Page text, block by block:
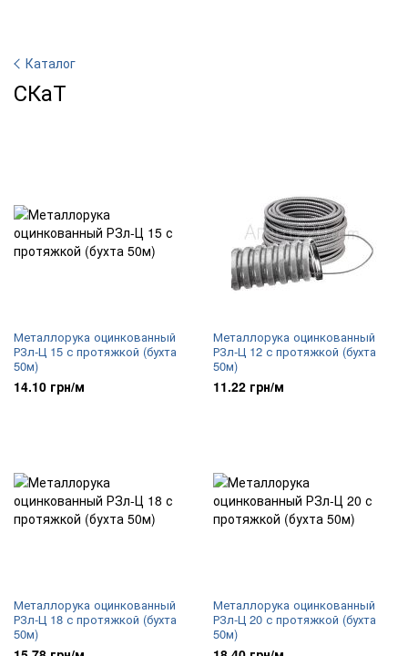
Каталог
СКаТ
Металлорука оцинкованный
РЗл-Ц 15 с протяжкой (бухта
50м)
14.10 грн/м
Металлорука оцинкованный
РЗл-Ц 12 с протяжкой (бухта
50м)
11.22 грн/м
Металлорука оцинкованный
РЗл-Ц 18 с протяжкой (бухта
50м)
Металлорука оцинкованный
РЗл-Ц 20 с протяжкой (бухта
50м)